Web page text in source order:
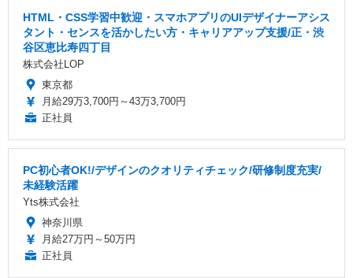
HTML・CSS学習中歓迎・スマホアプリのUIデザイナーアシス
タント・センスを活かしたい方・キャリアアップ支援/正・渋
谷区恵比寿四丁目
株式会社LOP
東京都
月給29万3,700円～43万3,700円
正社員
PC初心者OK!/デザインのクオリティチェック/研修制度充実/
未経験活躍
Yts株式会社
神奈川県
月給27万円～50万円
正社員